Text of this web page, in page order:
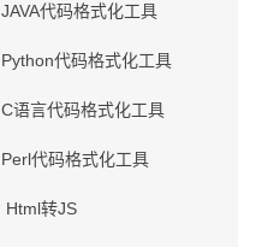
JAVA代码格式化工具
Python代码格式化工具
C语言代码格式化工具
Perl代码格式化工具
Html转JS